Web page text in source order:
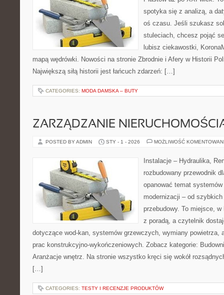
spotyka się z analizą, a
oś czasu. Jeśli szukasz
stuleciach, chcesz pojąć
lubisz ciekawostki,
mapą wędrówki. Nowości na stronie Zbrodnie i Afery w Historii
Największą siłą historii jest łańcuch zdarzeń: […]
CATEGORIES: MODA DAMSKA – BUTY
ZARZĄDZANIE
POSTED BY ADMIN STY - 1 - 2026 MOŻLIWOŚĆ
Instalacje – Hydraulika,
rozbudowany przewodnik
opanować temat
modernizacji – od
przebudowy. To miejsce,
z poradą, a czytelnik
dotyczące wod-kan, systemów grzewczych, wymiany powietrza,
prac konstrukcyjno-wykończeniowych. Zobacz kategorie:
Aranżacje wnętrz. Na stronie wszystko kręci się wokół
[…]
CATEGORIES: TESTY I RECENZJE PRODUKTÓW